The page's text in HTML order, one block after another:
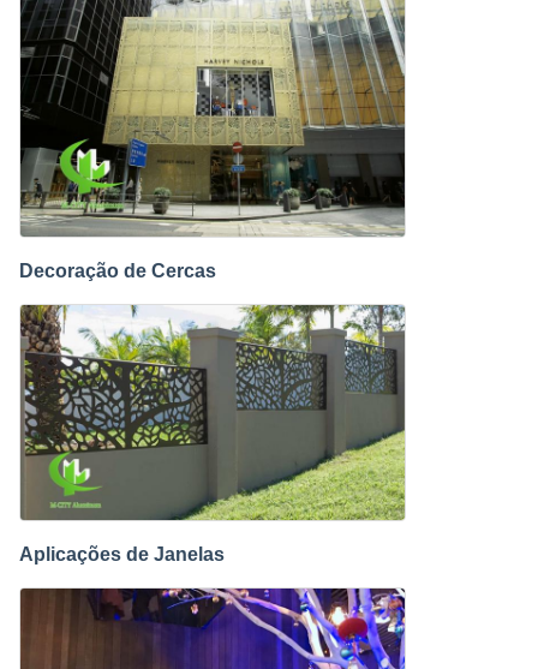
Decoração de Cercas
Aplicações de Janelas